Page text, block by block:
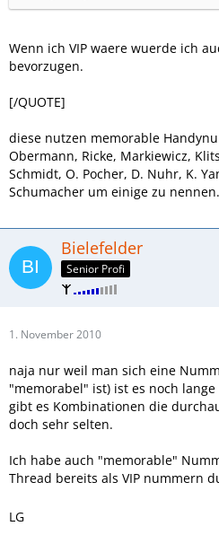
Wenn ich VIP waere wuerde ich
bevorzugen.
[/QUOTE]
diese nutzen memorable
Obermann, Ricke, Markiewicz,
Schmidt, O. Pocher, D. Nuhr, K.
Schumacher um einige zu nennen.
Bielefelder
Senior Profi
1. November 2010
naja nur weil man sich eine
"memorabel" ist) ist es noch
gibt es Kombinationen die
doch sehr selten.
Ich habe auch "memorable"
Thread bereits als VIP nummern
LG